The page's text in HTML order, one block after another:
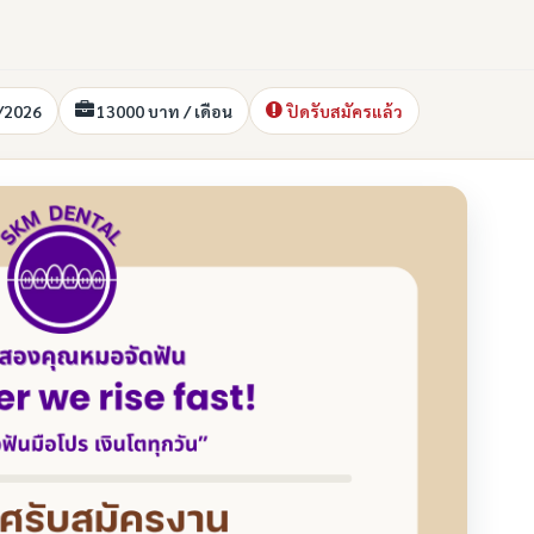
13000 บาท / เดือน ปิดรับสมัครแล้ว